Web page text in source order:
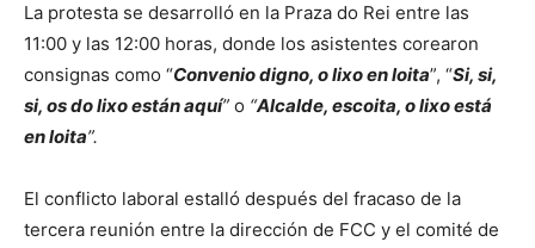
La protesta se desarrolló en la Praza do Rei entre las
11:00 y las 12:00 horas, donde los asistentes corearon
consignas como “Convenio digno, o lixo en loita”, “Si, si,
si, os do lixo están aquí” o “Alcalde, escoita, o lixo está
en loita”.
El conflicto laboral estalló después del fracaso de la
tercera reunión entre la dirección de FCC y el comité de